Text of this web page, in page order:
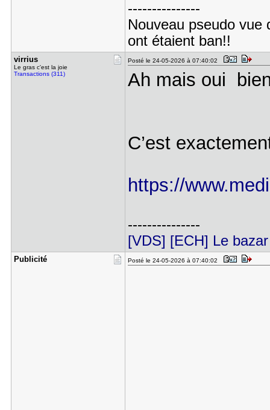
---------------
Nouveau pseudo
ont étaient ban!!
virrius
Le gras c'est la joie
Transactions (311)
Posté le 24-05-2026 à 07:40:02
Ah mais oui
C’est
https://
---------------
[VDS] [ECH] Le
Publicité Posté le 24-05-2026 à 07:40:02